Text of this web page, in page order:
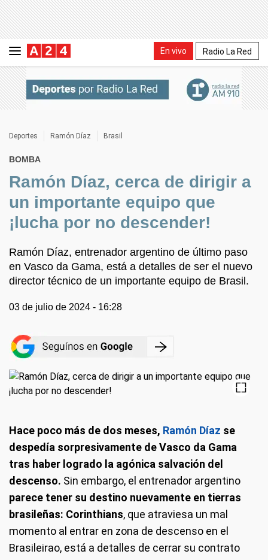
En vivo Radio La Red
Deportes Ramón Díaz Brasil
BOMBA
Ramón Díaz, cerca de dirigir a
un importante equipo que
¡lucha por no descender!
Ramón Díaz, entrenador argentino de último paso
en Vasco da Gama, está a detalles de ser el nuevo
director técnico de un importante equipo de Brasil.
03 de julio de 2024 - 16:28
Hace poco más de dos meses, Ramón Díaz se
despedía sorpresivamente de Vasco da Gama
tras haber logrado la agónica salvación del
descenso. Sin embargo, el entrenador argentino
parece tener su destino nuevamente en tierras
brasileñas: Corinthians, que atraviesa un mal
momento al entrar en zona de descenso en el
Brasileirao, está a detalles de cerrar su contrato